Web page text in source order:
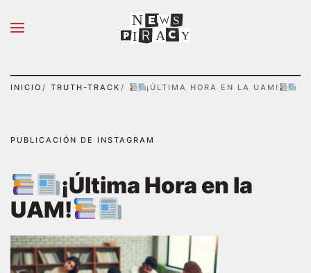
Ir al contenido principal
N S
I A Y
INICIO TRUTH-TRACK ¡ÚLTIMA HORA EN LA UAM!
PUBLICACIÓN DE INSTAGRAM
¡Última Hora en la
UAM!